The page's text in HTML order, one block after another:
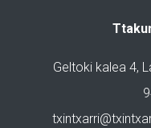
Geltoki kalea 4,